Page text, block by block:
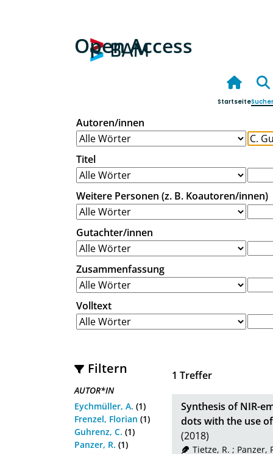
Open Access
Startseite
Autoren/innen
Titel
Weitere Personen (z. B. Koautoren/innen)
Gutachter/innen
Zusammenfassung
Volltext
Filtern
AUTOR*IN
Eychmüller, A. (1)
Frenzel, Florian (1)
Guhrenz, C. (1)
Panzer, R. (1)
1 Treffer
Synthesis of NIR-
dots with the use
(2018)
Tietze, R. ; Panzer,